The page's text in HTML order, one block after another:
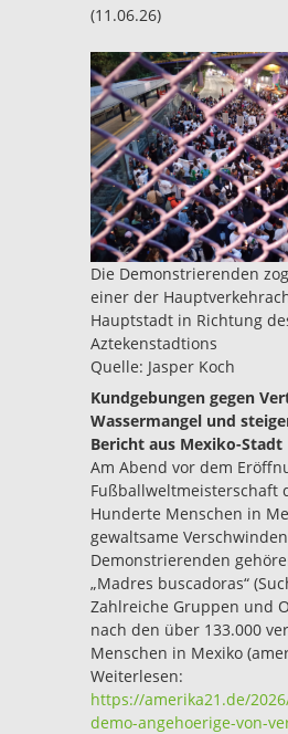
(11.06.26)
Die Demonstrierenden
einer der
Hauptstadt in Richtung
Aztekenstadtions
Quelle: Jasper Koch
Kundgebungen gegen
Wassermangel und
Bericht aus Mexiko-Stadt
Am Abend vor dem
Fußballweltmeisterschaft
Hunderte Menschen in
gewaltsame
Demonstrierenden
„Madres buscadoras“
Zahlreiche Gruppen und
nach den über 133.000
Menschen in Mexiko
Weiterlesen:
https://amerika21.de/
demo-angehoerige-von-